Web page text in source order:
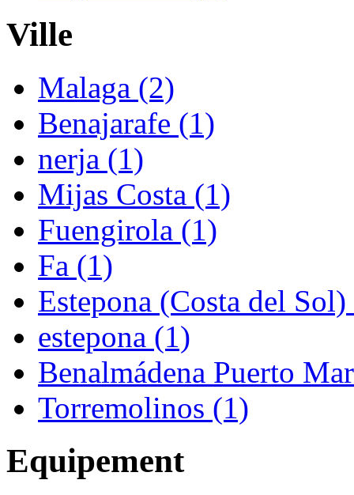
Ville
Malaga (2)
Benajarafe (1)
nerja (1)
Mijas Costa (1)
Fuengirola (1)
Fa (1)
Estepona (Costa del
estepona (1)
Benalmádena Puerto
Torremolinos (1)
Equipement